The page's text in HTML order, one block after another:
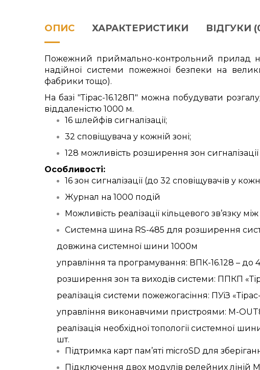
ОПИС ХАРАКТЕРИСТИКИ ВІДГУКИ
Пожежний приймально-контрольний прилад
надійної системи пожежної безпеки на
фабрики тощо).
На базі "Тірас-16.128П" можна побудувати
віддаленістю 1000 м.
16 шлейфів сигналізації;
32 сповіщувача у кожній зоні;
128 можливість розширення зон сигналізації
Особливості:
16 зон сигналізації (до 32 сповіщувачів у
Журнал на 1000 подій
Можливість реалізації кільцевого зв’язку
Системна шина RS-485 для розширення
довжина системної шини 1000м
управління та програмування: ВПК-16.128 – до
розширення зон та виходів системи: ППКП
реалізація системи пожежогасіння: ПУіЗ
управління виконавчими пристроями: M-
реалізація необхідної топології системної
шт.
Підтримка карт пам’яті microSD для
Підключення двох модулів релейних ліній